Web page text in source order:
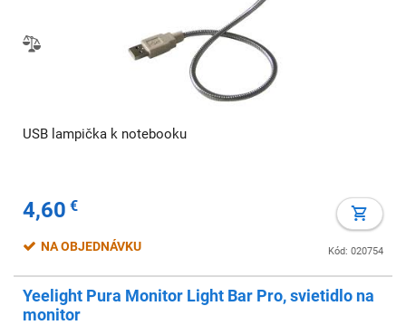
USB lampička k notebooku
4,60 €
Kód: 020754
NA OBJEDNÁVKU
Yeelight Pura Monitor Light Bar Pro, svietidlo na
monitor